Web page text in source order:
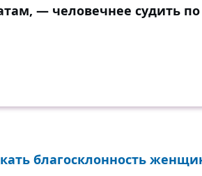
— человечнее судить
благосклонность